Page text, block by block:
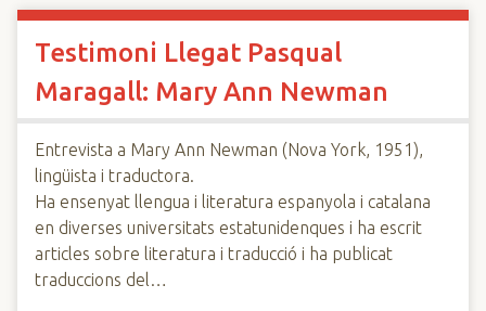
Testimoni Llegat Pasqual
Maragall: Mary Ann Newman
Entrevista a Mary Ann Newman (Nova York, 1951),
lingüista i traductora.
Ha ensenyat llengua i literatura espanyola i catalana
en diverses universitats estatunidenques i ha escrit
articles sobre literatura i traducció i ha publicat
traduccions del…